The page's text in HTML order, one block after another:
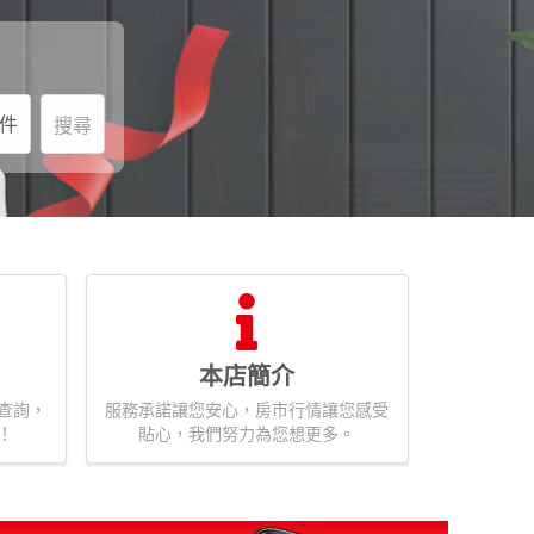
搜尋
詢，
本店簡介
服務承諾讓您安心，房市行情讓您感受
貼心，我們努力為您想更多。